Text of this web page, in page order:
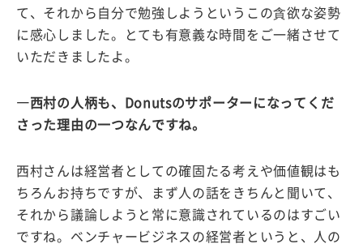
て、それから自分で勉強しようというこの貪欲な姿勢
に感心しました。とても有意義な時間をご一緒させて
いただきましたよ。
―西村の人柄も、Donutsのサポーターになってくだ
さった理由の一つなんですね。
西村さんは経営者としての確固たる考えや価値観はも
ちろんお持ちですが、まず人の話をきちんと聞いて、
それから議論しようと常に意識されているのはすごい
ですね。ベンチャービジネスの経営者というと、人の